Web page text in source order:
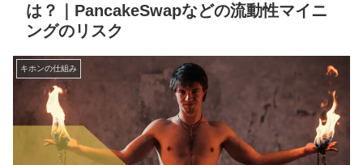
は？｜PancakeSwapなどの流動性マイニ
ングのリスク
キホンの仕組み